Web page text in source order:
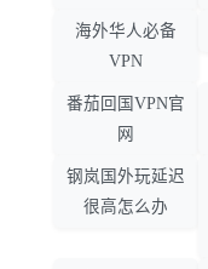
海外华人必备
VPN
番茄回国VPN官
网
钢岚国外玩延迟
很高怎么办